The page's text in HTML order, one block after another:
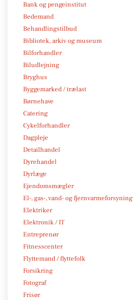
Bank og pengeinstitut
Bedemand
Behandlingstilbud
Bibliotek, arkiv og museum
Bilforhandler
Biludlejning
Bryghus
Byggemarked / trælast
Børnehave
Catering
Cykelforhandler
Dagpleje
Detailhandel
Dyrehandel
Dyrlæge
Ejendomsmægler
El-, gas-, vand- og fjernvarmeforsyning
Elektriker
Elektronik / IT
Entreprenør
Fitnesscenter
Flyttemand / flyttefolk
Forsikring
Fotograf
Frisør